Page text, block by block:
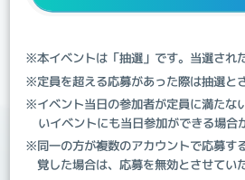
※本イベントは「抽選」です。当選され
※定員を超える応募があった際は抽選と
※イベント当日の参加者が定員に満たな
いイベントにも当日参加ができる場合
※同一の方が複数のアカウントで応募す
覚した場合は、応募を無効とさせてい